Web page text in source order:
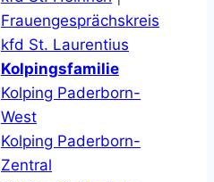
Frauengesprächskreis
kfd St. Laurentius
Kolpingsfamilie
Kolping Paderborn-
West
Kolping Paderborn-
Zentral